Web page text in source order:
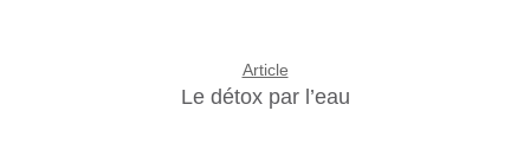
Article
Le détox par l’eau